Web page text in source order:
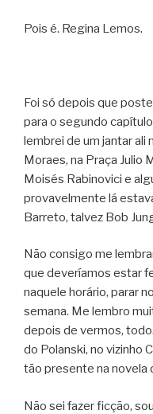
Pois é. Regina Lemos.
Foi só depois que
para o segundo
lembrei de um jantar ali
Moraes, na Praça Julio
Moisés Rabinovici e
provavelmente lá
Barreto, talvez Bob
Não consigo me
que deveríamos estar
naquele horário, parar
semana. Me lembro
depois de vermos,
do Polanski, no vizinho
tão presente na novela
Não sei fazer ficção,